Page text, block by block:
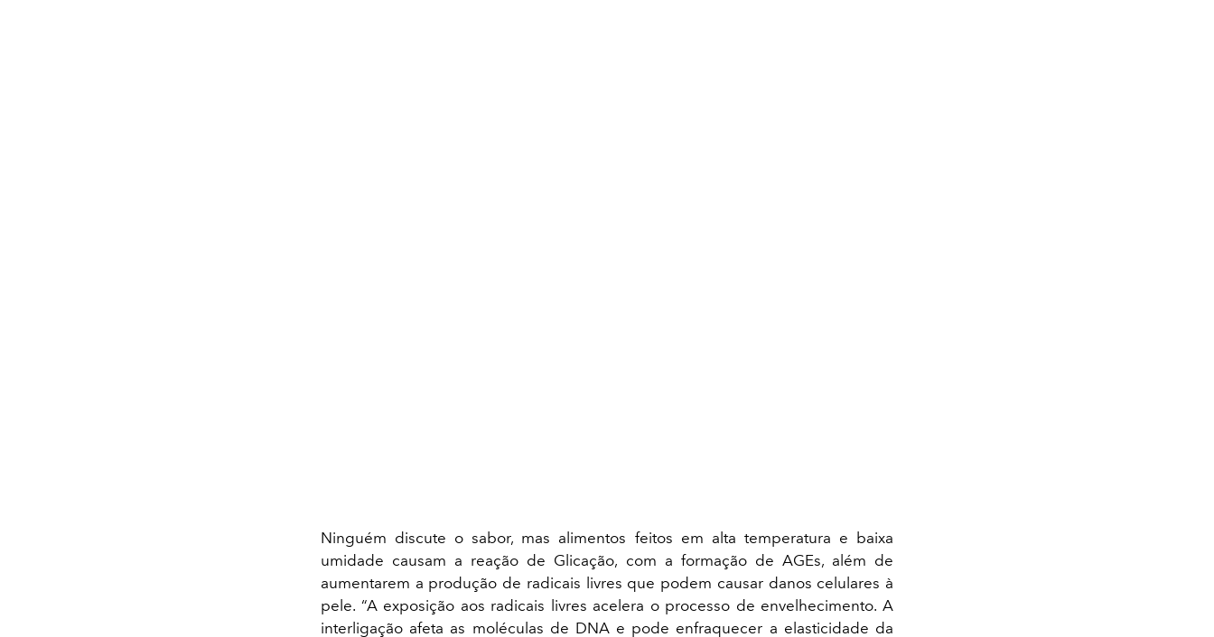
Ninguém discute o sabor, mas alimentos feitos em alta temperatura e baixa
umidade causam a reação de Glicação, com a formação de AGEs, além de
aumentarem a produção de radicais livres que podem causar danos celulares à
pele. “A exposição aos radicais livres acelera o processo de envelhecimento. A
interligação afeta as moléculas de DNA e pode enfraquecer a elasticidade da